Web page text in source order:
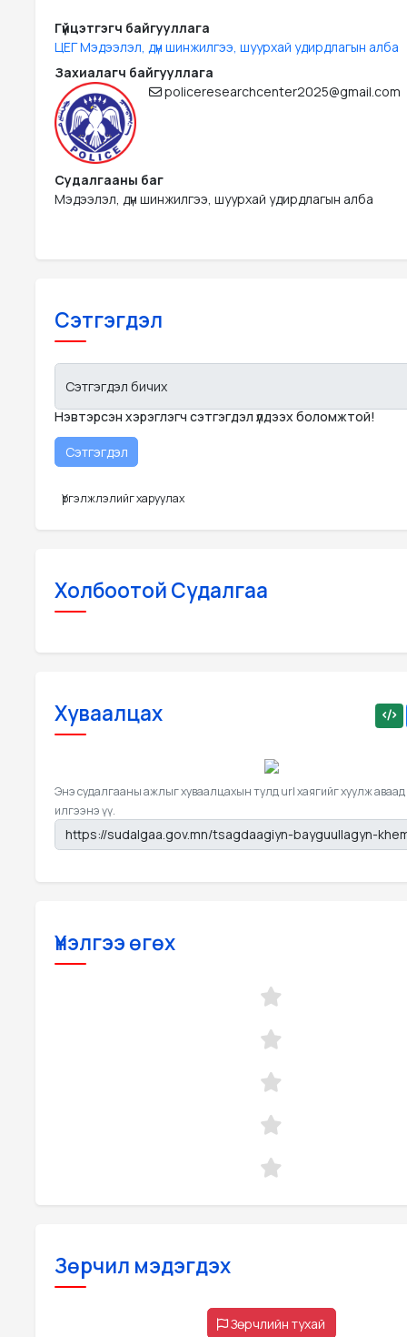
Гүйцэтгэгч байгууллага
ЦЕГ Мэдээлэл, дүн шинжилгээ, шуурхай удирдлагын алба
Захиалагч байгууллага
policeresearchcenter2025@gmail.com
Судалгааны баг
Мэдээлэл, дүн шинжилгээ, шуурхай удирдлагын алба
Сэтгэгдэл
Сэтгэгдэл бичих
Нэвтэрсэн хэрэглэгч сэтгэгдэл үлдээх боломжтой!
Үргэлжлэлийг харуулах
Холбоотой Судалгаа
Хуваалцах
Энэ судалгааны ажлыг хуваалцахын тулд url хаягийг хуулж аваад
илгээнэ үү.
Үнэлгээ өгөх
Зөрчил мэдэгдэх
Зөрчлийн тухай